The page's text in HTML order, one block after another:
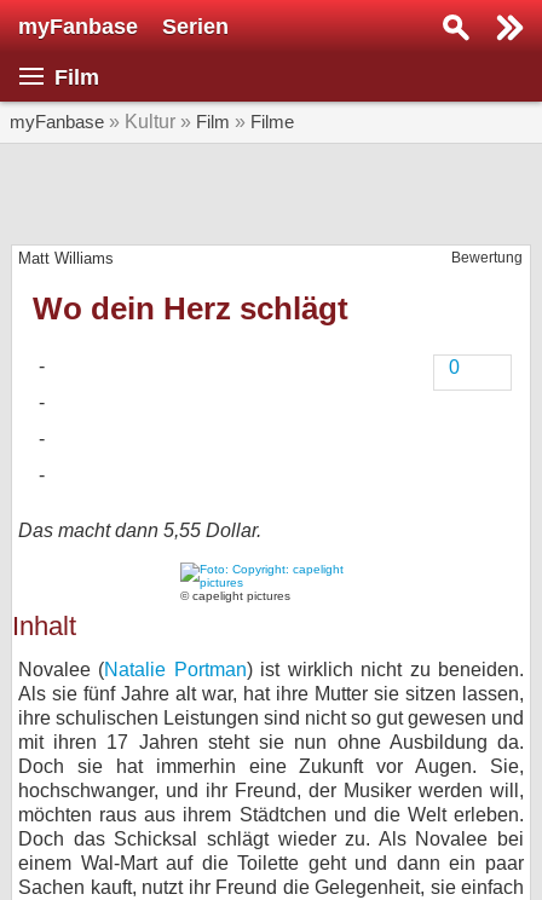
myFanbase Serien
Film
myFanbase » Kultur » Film » Filme
Bewertung
Matt Williams
Wo dein Herz schlägt
0
Das macht dann 5,55 Dollar.
© capelight pictures
Inhalt
Novalee (Natalie Portman) ist wirklich nicht zu beneiden.
Als sie fünf Jahre alt war, hat ihre Mutter sie sitzen lassen,
ihre schulischen Leistungen sind nicht so gut gewesen und
mit ihren 17 Jahren steht sie nun ohne Ausbildung da.
Doch sie hat immerhin eine Zukunft vor Augen. Sie,
hochschwanger, und ihr Freund, der Musiker werden will,
möchten raus aus ihrem Städtchen und die Welt erleben.
Doch das Schicksal schlägt wieder zu. Als Novalee bei
einem Wal-Mart auf die Toilette geht und dann ein paar
Sachen kauft, nutzt ihr Freund die Gelegenheit, sie einfach
Serie suchen...
SERIEN
Veranstaltungen
Forum
bei X
Kontakt
Nutzungsbedingungen
Datenschutz
Cookie-Einstellungen